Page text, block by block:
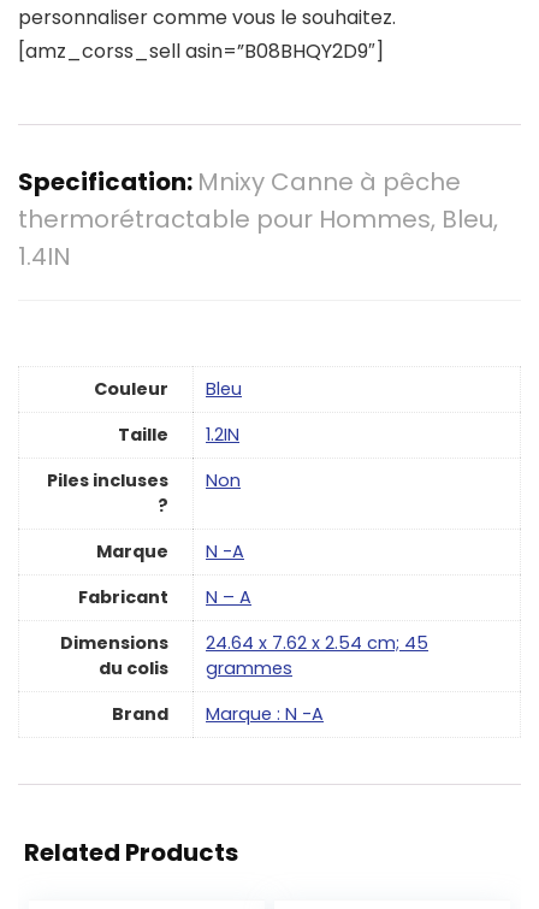
personnaliser comme vous le souhaitez.
[amz_corss_sell asin=”B08BHQY2D9″]
Specification: Mnixy Canne à pêche
thermorétractable pour Hommes, Bleu,
1.4IN
Couleur
‎Bleu
Taille
‎1.2IN
Piles incluses
?
‎Non
Marque
‎N -A
Fabricant
‎N – A
Dimensions
du colis
‎24.64 x 7.62 x 2.54 cm; 45
grammes
Brand
Marque : N -A
Related Products